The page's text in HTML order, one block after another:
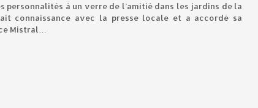
personnalités à un verre de l’amitié dans les jardins de la
connaissance avec la presse locale et a accordé sa
Mistral…